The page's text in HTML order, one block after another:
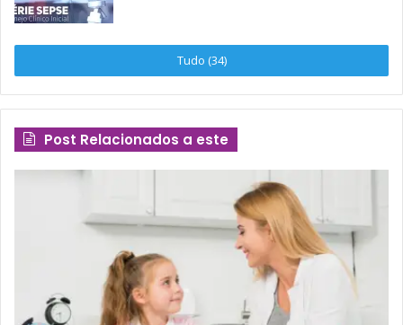
desenvolvimento de
saúde mental e do desempenho
Esse uso disfuncional pode ocorrer tanto com jogos
onlinequantooffline. Entretanto, a observação sugere que a
interaçãoonlineprovoca mais frequentemente o vício. A
o tempo gasto nos
jogos não é linearmente associado com o
aparecimento do abuso
, não podendo ser utilizado como
fator isolado para o diagnóstico.
Há bastante divergência sobre a prevalência do problema,
Tudo (34)
Post Relacionados a este